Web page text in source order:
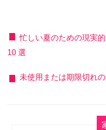
忙しい夏のための現実
10 選
未使用または期限切れ